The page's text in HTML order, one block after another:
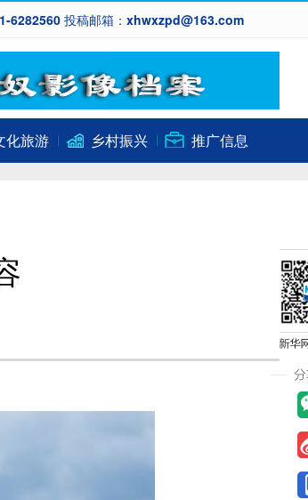
6282560 投稿邮箱：xhwxzpd@163.com
化旅游 乡村振兴 推广信息